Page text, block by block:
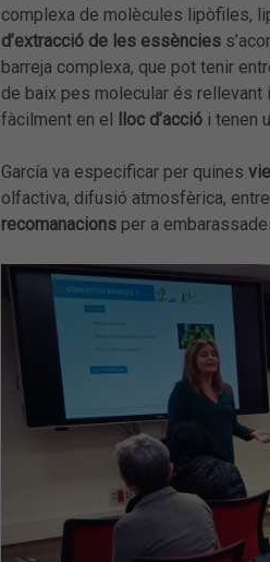
complexa de molècules lipòfiles,
d’extracció de les essències
barreja complexa, que pot tenir
de baix pes molecular és
fàcilment en el lloc d’acciói tenen
García va especificar per quines
olfactiva, difusió atmosfèrica,
recomanacionsper a